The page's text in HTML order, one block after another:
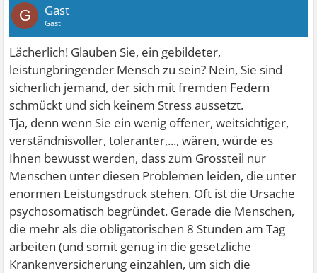
G Gast
Gast
Lächerlich! Glauben Sie, ein gebildeter,
leistungbringender Mensch zu sein? Nein, Sie sind
sicherlich jemand, der sich mit fremden Federn
schmückt und sich keinem Stress aussetzt.
Tja, denn wenn Sie ein wenig offener, weitsichtiger,
verständnisvoller, toleranter,..., wären, würde es
Ihnen bewusst werden, dass zum Grossteil nur
Menschen unter diesen Problemen leiden, die unter
enormen Leistungsdruck stehen. Oft ist die Ursache
psychosomatisch begründet. Gerade die Menschen,
die mehr als die obligatorischen 8 Stunden am Tag
arbeiten (und somit genug in die gesetzliche
Krankenversicherung einzahlen, um sich die